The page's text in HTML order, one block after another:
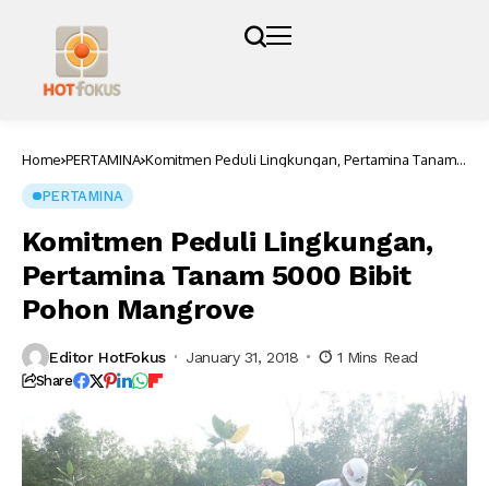
Home PERTAMINA Komitmen Peduli Lingkungan, Pertamina Tanam
PERTAMINA
Komitmen Peduli Lingkungan,
Pertamina Tanam 5000 Bibit
Pohon Mangrove
Editor HotFokus January 31, 2018 1 Mins Read
Share